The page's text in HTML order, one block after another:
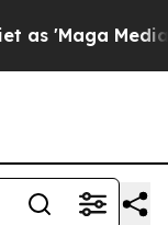
Media